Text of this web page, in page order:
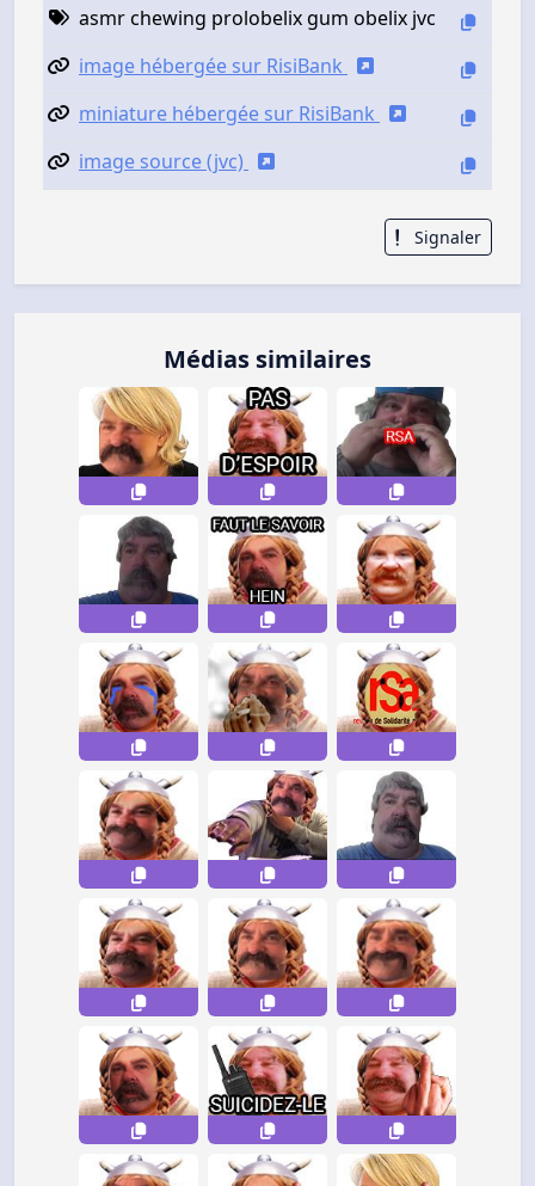
asmr chewing prolobelix gum obelix jvc
image hébergée sur RisiBank
miniature hébergée sur RisiBank
image source (jvc)
Signaler
Médias similaires